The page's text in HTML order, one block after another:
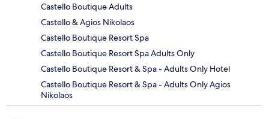
Castello Boutique Adults
Castello & Agios Nikolaos
Castello Boutique Resort Spa
Castello Boutique Resort Spa Adults Only
Castello Boutique Resort & Spa - Adults Only Hotel
Castello Boutique Resort & Spa - Adults Only Agios
Nikolaos